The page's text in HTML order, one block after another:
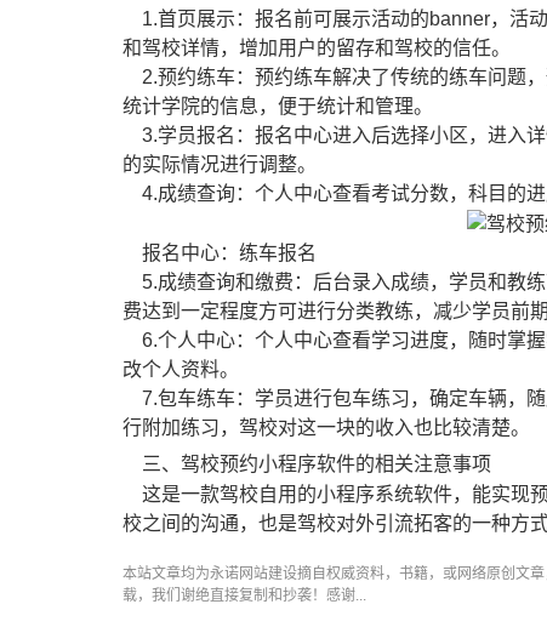
1.首页展示：报名前可展示活动的banner，活
和驾校详情，增加用户的留存和驾校的信任。
2.预约练车：预约练车解决了传统的练车问题
统计学院的信息，便于统计和管理。
3.学员报名：报名中心进入后选择小区，进入
的实际情况进行调整。
4.成绩查询：个人中心查看考试分数，科目的
报名中心：练车报名
5.成绩查询和缴费：后台录入成绩，学员和教
费达到一定程度方可进行分类教练，减少学员前
6.个人中心：个人中心查看学习进度，随时掌
改个人资料。
7.包车练车：学员进行包车练习，确定车辆，
行附加练习，驾校对这一块的收入也比较清楚。
三、驾校预约小程序软件的相关注意事项
这是一款驾校自用的小程序系统软件，能实现
校之间的沟通，也是驾校对外引流拓客的一种方
本站文章均为永诺网站建设摘自权威资料，书籍，或网络原创文
载，我们谢绝直接复制和抄袭！感谢...